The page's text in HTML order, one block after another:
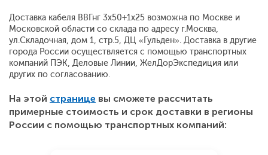
Доставка кабеля ВВГнг 3х50+1х25 возможна по Москве и
Московской области со склада по адресу г.Москва,
ул.Складочная, дом 1, стр.5, ДЦ «Гульден». Доставка в другие
города России осуществляется с помощью транспортных
компаний ПЭК, Деловые Линии, ЖелДорЭкспедиция или
других по согласованию.
На этой странице вы сможете рассчитать
примерные стоимость и срок доставки в регионы
России с помощью транспортных компаний: